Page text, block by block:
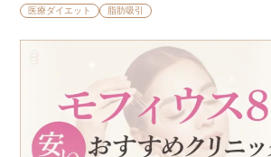
医療ダイエット 脂肪吸引